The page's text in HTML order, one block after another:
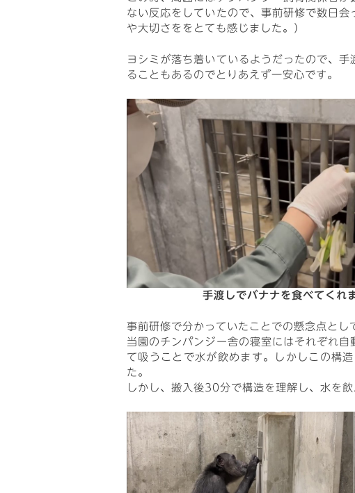
ない反応をしていたので、事前研修で数日
や大切さををとても感じました。）
ヨシミが落ち着いているようだったので、
ることもあるのでとりあえず一安心です。
手渡しでバナナを食べてくれ
事前研修で分かっていたことでの懸念点とし
当園のチンパンジー舎の寝室にはそれぞれ
て吸うことで水が飲めます。しかしこの構
た。
しかし、搬入後30分で構造を理解し、水を